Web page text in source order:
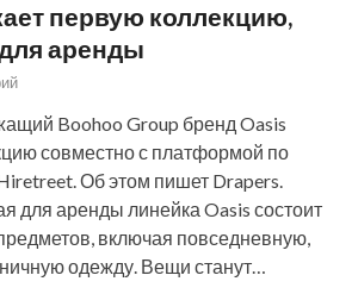
первую коллекцию,
аренды
Boohoo Group бренд Oasis
совместно с платформой по
Об этом пишет Drapers.
для аренды линейка Oasis состоит
включая повседневную,
одежду. Вещи станут…